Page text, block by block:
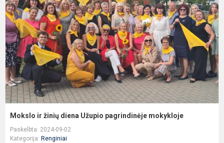
Mokslo ir žinių diena Užupio pagrindinėje mokykloje
Paskelbta: 2024-09-02
Kategorija: Renginiai